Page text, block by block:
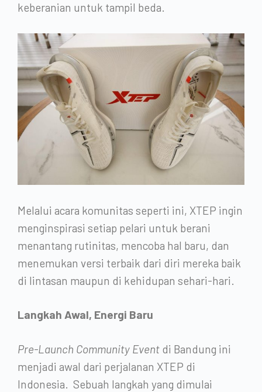
keberanian untuk tampil beda.
Melalui acara komunitas seperti ini, XTEP ingin
menginspirasi setiap pelari untuk berani
menantang rutinitas, mencoba hal baru, dan
menemukan versi terbaik dari diri mereka baik
di lintasan maupun di kehidupan sehari-hari.
Langkah Awal, Energi Baru
Pre-Launch Community Event di Bandung ini
menjadi awal dari perjalanan XTEP di
Indonesia. Sebuah langkah yang dimulai